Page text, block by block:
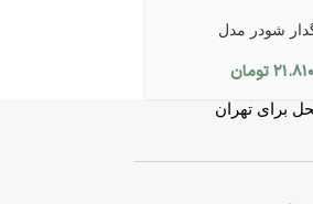
شودر مدل
تومان
برای تهران